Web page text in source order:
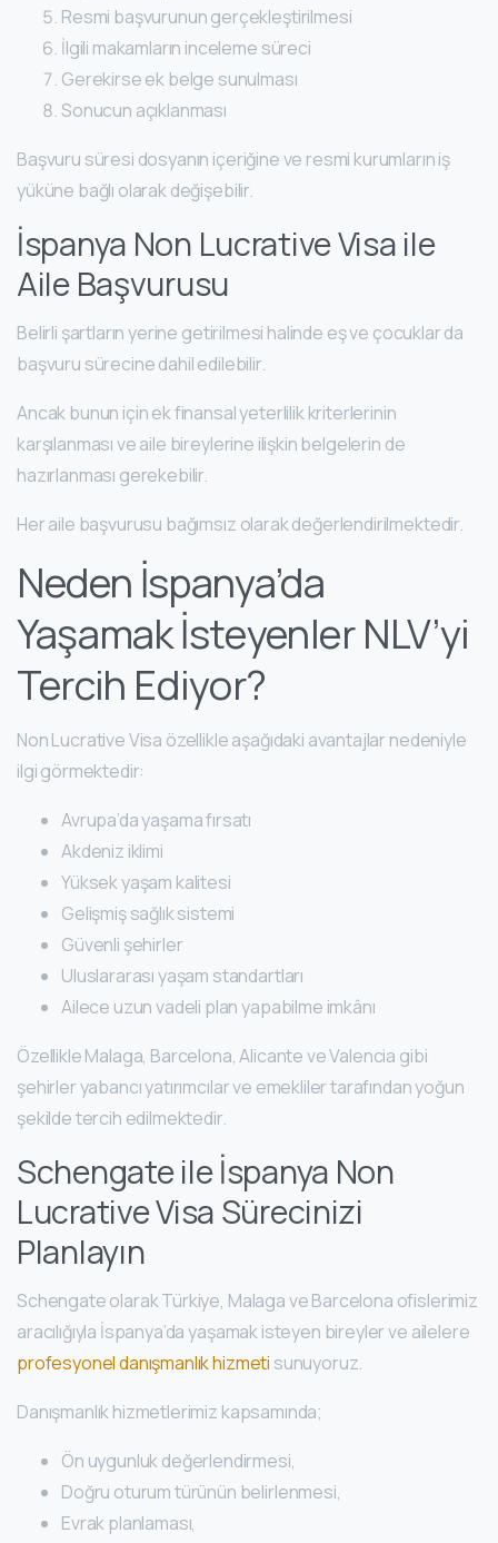
Resmi başvurunun gerçekleştirilmesi
İlgili makamların inceleme süreci
Gerekirse ek belge sunulması
Sonucun açıklanması
Başvuru süresi dosyanın içeriğine ve resmi kurumların iş
yüküne bağlı olarak değişebilir.
İspanya Non Lucrative Visa ile
Aile Başvurusu
Belirli şartların yerine getirilmesi halinde eş ve çocuklar da
başvuru sürecine dahil edilebilir.
Ancak bunun için ek finansal yeterlilik kriterlerinin
karşılanması ve aile bireylerine ilişkin belgelerin de
hazırlanması gerekebilir.
Her aile başvurusu bağımsız olarak değerlendirilmektedir.
Neden İspanya’da
Yaşamak İsteyenler NLV’yi
Tercih Ediyor?
Non Lucrative Visa özellikle aşağıdaki avantajlar nedeniyle
ilgi görmektedir:
Avrupa’da yaşama fırsatı
Akdeniz iklimi
Yüksek yaşam kalitesi
Gelişmiş sağlık sistemi
Güvenli şehirler
Uluslararası yaşam standartları
Ailece uzun vadeli plan yapabilme imkânı
Özellikle Malaga, Barcelona, Alicante ve Valencia gibi
şehirler yabancı yatırımcılar ve emekliler tarafından yoğun
şekilde tercih edilmektedir.
Schengate ile İspanya Non
Lucrative Visa Sürecinizi
Planlayın
Schengate olarak Türkiye, Malaga ve Barcelona ofislerimiz
aracılığıyla İspanya’da yaşamak isteyen bireyler ve ailelere
profesyonel danışmanlık hizmeti sunuyoruz.
Danışmanlık hizmetlerimiz kapsamında;
Ön uygunluk değerlendirmesi,
Doğru oturum türünün belirlenmesi,
Evrak planlaması,